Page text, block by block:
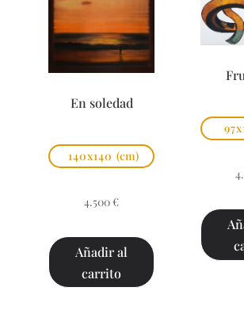
En soledad
140x140 (cm)
4.500 €
Añadir al
carrito